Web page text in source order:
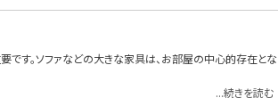
す。ソファなどの大きな家具は、お部屋の中心的存在とな
...続きを読む